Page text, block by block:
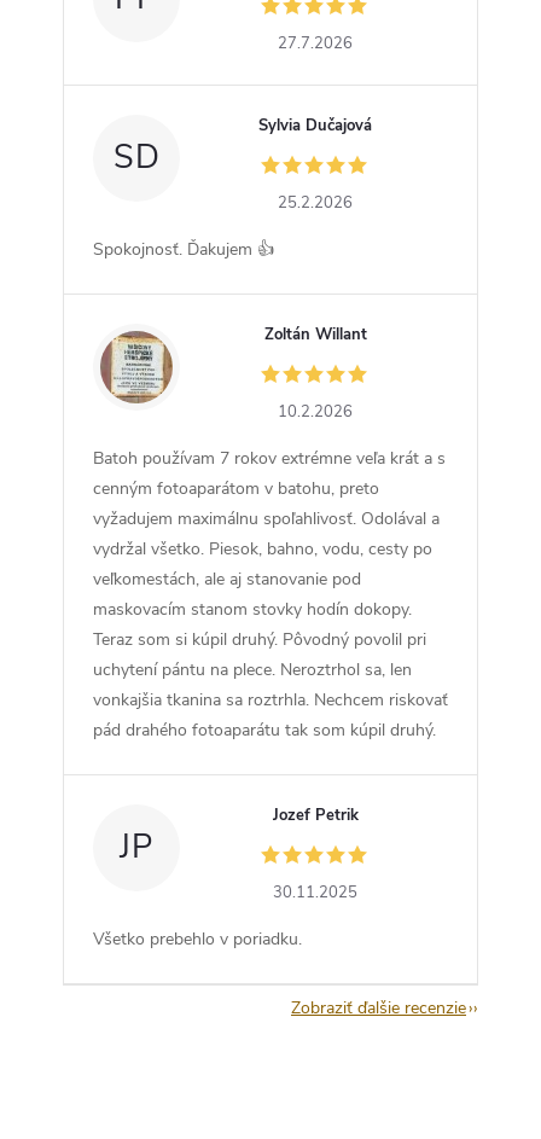
27.7.2026
SD
Sylvia Dučajová
25.2.2026
Spokojnosť. Ďakujem 👍
ZW
Zoltán Willant
10.2.2026
Batoh používam 7 rokov extrémne veľa krát a s
cenným fotoaparátom v batohu, preto
vyžadujem maximálnu spoľahlivosť. Odolával a
vydržal všetko. Piesok, bahno, vodu, cesty po
veľkomestách, ale aj stanovanie pod
maskovacím stanom stovky hodín dokopy.
Teraz som si kúpil druhý. Pôvodný povolil pri
uchytení pántu na plece. Neroztrhol sa, len
vonkajšia tkanina sa roztrhla. Nechcem riskovať
pád drahého fotoaparátu tak som kúpil druhý.
JP
Jozef Petrik
30.11.2025
Všetko prebehlo v poriadku.
Zobraziť ďalšie recenzie